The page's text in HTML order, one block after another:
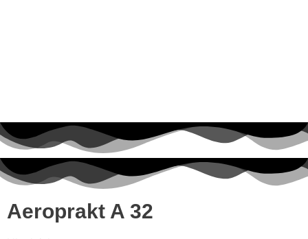
Aeroprakt A 32